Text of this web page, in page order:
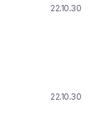
22.10.30
22.10.30